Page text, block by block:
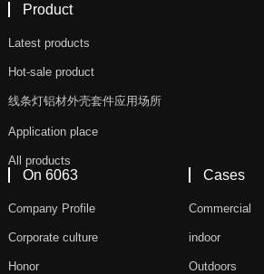
Product
Latest products
Hot-sale product
线条灯铝材外壳套件应用场所
Application place
All products
On 6063
Company Profile
Corporate culture
Honor
Cases
Commercial
indoor
Outdoors